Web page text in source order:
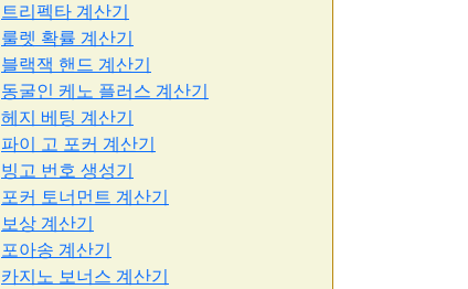
트리펙타 계산기
룰렛 확률 계산기
블랙잭 핸드 계산기
동굴인 케노 플러스 계산기
헤지 베팅 계산기
파이 고 포커 계산기
빙고 번호 생성기
포커 토너먼트 계산기
보상 계산기
포아송 계산기
카지노 보너스 계산기